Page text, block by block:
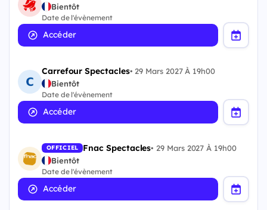
Bientôt
Date de l'évènement
Accéder
Carrefour Spectacles• 29 Mars 2027 À 19h00
Bientôt
Date de l'évènement
Accéder
OFFICIEL Fnac Spectacles• 29 Mars 2027 À 19h00
Bientôt
Date de l'évènement
Accéder